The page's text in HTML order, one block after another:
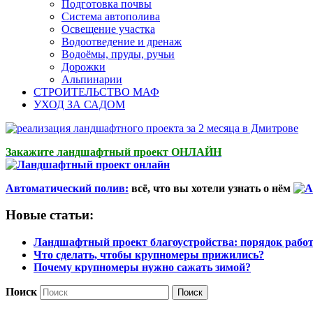
Подготовка почвы
Система автополива
Освещение участка
Водоотведение и дренаж
Водоёмы, пруды, ручьи
Дорожки
Альпинарии
СТРОИТЕЛЬСТВО МАФ
УХОД ЗА САДОМ
Закажите ландшафтный проект ОНЛАЙН
Автоматический полив: всё, что вы хотели узнать о нём
Новые статьи:
Ландшафтный проект благоустройства: порядок работ
Что сделать, чтобы крупномеры прижились?
Почему крупномеры нужно сажать зимой?
Поиск